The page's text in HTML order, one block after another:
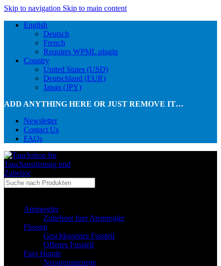
Skip to navigation Skip to main content
English
Deutsch
French
Requires WPML plugin
Country
United States (USD)
Deutschland (EUR)
Japan (JPY)
ADD ANYTHING HERE OR JUST REMOVE IT…
Newsletter
Contact Us
FAQs
Atemregler
Zubehoer fuer Atemregler
Flossen
Geschlossenes Fussteil
Offenes Fussteil
Fuer Hunde
Neoprenanzuege